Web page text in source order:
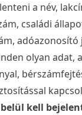
a név,
családi
olyan adat,
kell